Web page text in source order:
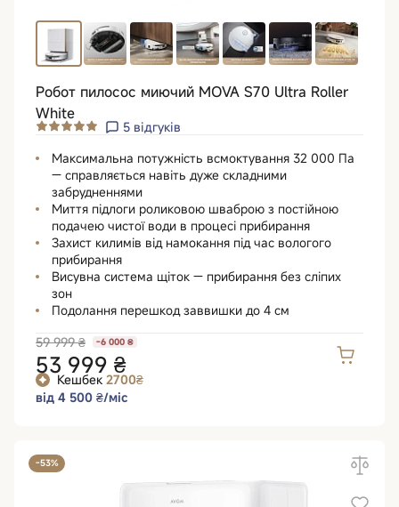
Робот пилосос миючий MOVA S70 Ultra Roller
White
5 відгуків
Максимальна потужність всмоктування 32 000 Па
— справляється навіть дуже складними
забрудненнями
Миття підлоги роликовою шваброю з постійною
подачею чистої води в процесі прибирання
Захист килимів від намокання під час вологого
прибирання
Висувна система щіток — прибирання без сліпих
зон
Подолання перешкод заввишки до 4 см
59 999 ₴
-6 000 ₴
53 999 ₴
Кешбек 2700₴
від 4 500 ₴/міс
-53%